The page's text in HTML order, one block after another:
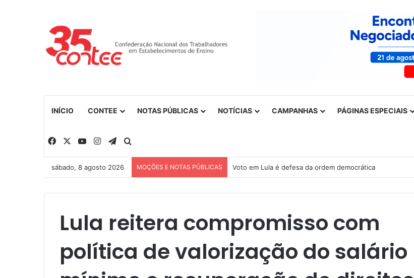
INÍCIO CONTEE NOTAS PÚBLICAS NOTÍCIAS CAMPANHAS PÁGINAS ESPECIAIS
Facebook YouTubeInstagramTelegram
sábado, 8 agosto 2026 MOÇÕES E NOTAS PÚBLICAS Nota de solidariedade ao povo venezuelano
Lula reitera compromisso com
política de valorização do salário